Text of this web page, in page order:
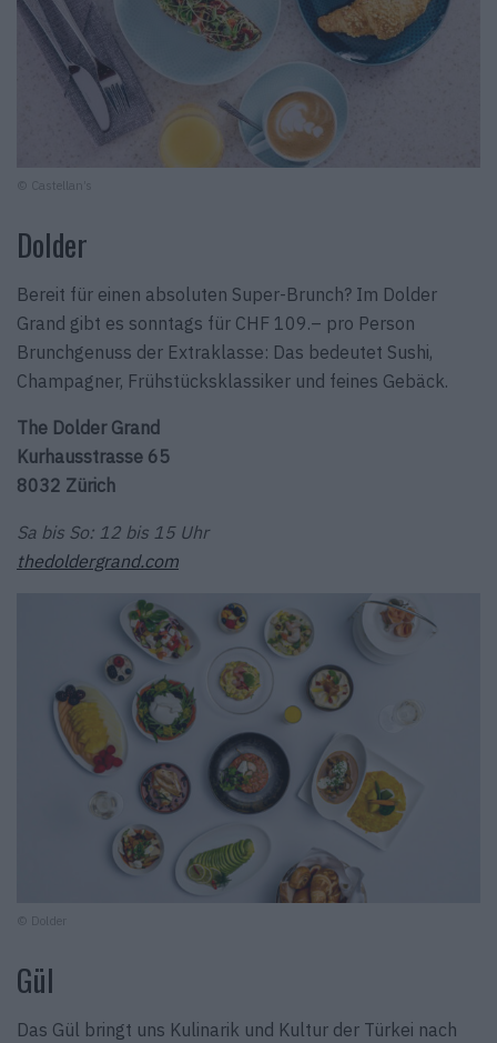
© Castellan’s
Dolder
Bereit für einen absoluten Super-Brunch? Im Dolder
Grand gibt es sonntags für CHF 109.– pro Person
Brunchgenuss der Extraklasse: Das bedeutet Sushi,
Champagner, Frühstücksklassiker und feines Gebäck.
The Dolder Grand
Kurhausstrasse 65
8032 Zürich
Sa bis So: 12 bis 15 Uhr
thedoldergrand.com
Gül
Das Gül bringt uns Kulinarik und Kultur der Türkei nach